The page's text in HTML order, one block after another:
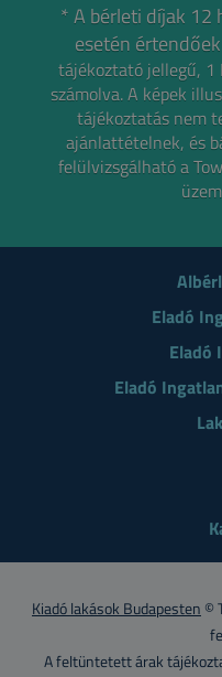
* A bérleti díjak 12
esetén
tájékoztató jellegű, 1
számolva.A képek
tájékoztatás nem
ajánlattételnek, és
felülvizsgálható a
Eladó
Eladó
Eladó
Kiadó lakások Budapesten ©
A feltüntetett árak